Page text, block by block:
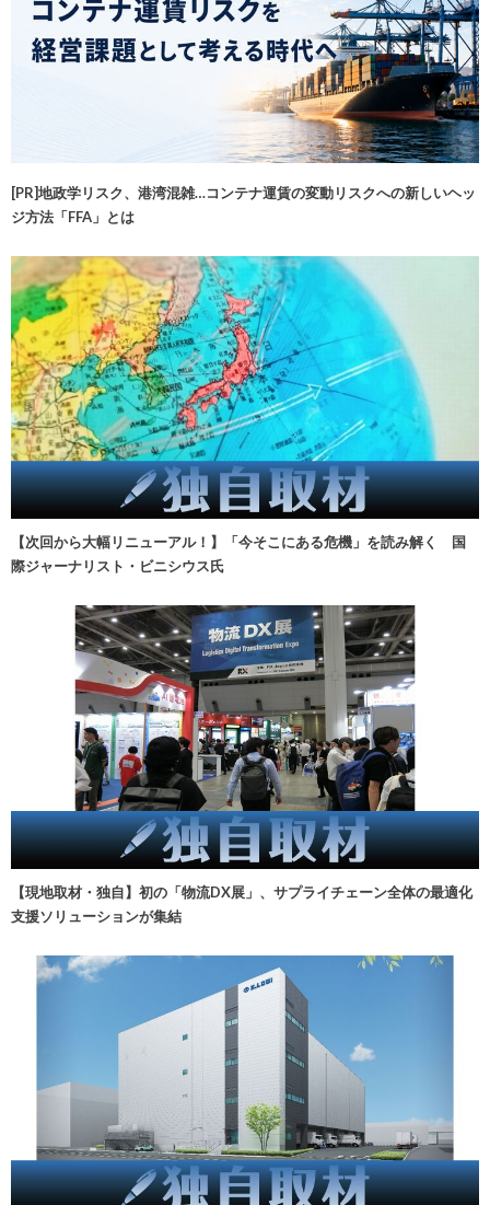
[PR]地政学リスク、港湾混雑…コンテナ運賃の変動リスクへの新しいヘッ
ジ方法「FFA」とは
【次回から大幅リニューアル！】「今そこにある危機」を読み解く 国
際ジャーナリスト・ビニシウス氏
【現地取材・独自】初の「物流DX展」、サプライチェーン全体の最適化
支援ソリューションが集結